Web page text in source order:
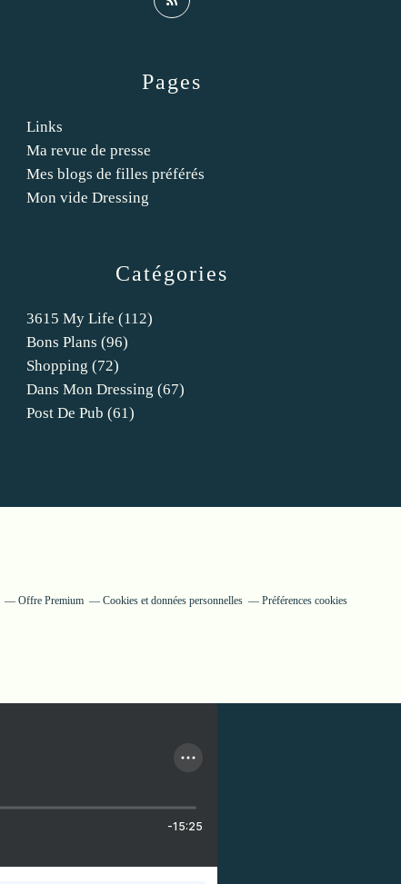
Catégories
3615 My Life (112)
Bons Plans (96)
Shopping (72)
Dans Mon Dressing (67)
Post De Pub (61)
Pages
Links
Ma revue de presse
Mes blogs de filles préférés
Mon vide Dressing
Offre Premium Cookies et données personnelles Préférences cookies
-15:25